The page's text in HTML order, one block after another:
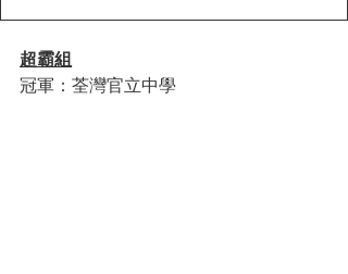
超霸組
冠軍：荃灣官立中學